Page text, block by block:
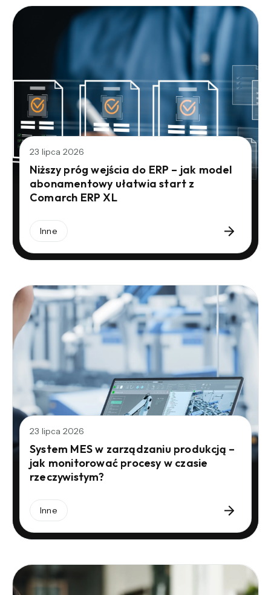
23 lipca 2026
Niższy próg wejścia do ERP – jak model
abonamentowy ułatwia start z
Comarch ERP XL
Inne
23 lipca 2026
System MES w zarządzaniu produkcją –
jak monitorować procesy w czasie
rzeczywistym?
Inne